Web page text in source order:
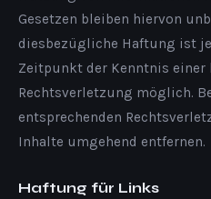
Gesetzen bleiben hiervon
diesbezügliche Haftung ist
Zeitpunkt der Kenntnis einer
Rechtsverletzung möglich.
entsprechenden
Inhalte umgehend entfernen.
Haftung für Links